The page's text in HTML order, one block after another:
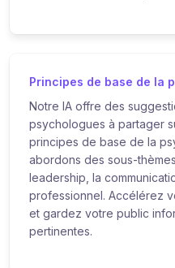
Principes de base de la
Notre IA offre des
psychologues à partager
principes de base de la
abordons des sous-
leadership, la
professionnel. Accélérez
et gardez votre public
pertinentes.